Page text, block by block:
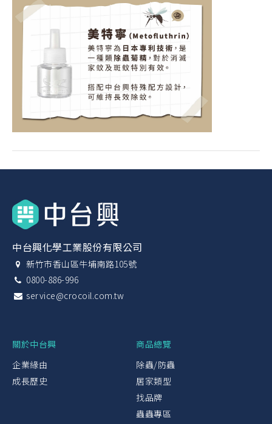
中台興化學工業股份有限公司
新竹市香山區牛埔南路105號
0800-886-996
service@crocoil.com.tw
關於中台興
企業緣由
成長歷史
商品總覽
除蟲/防蟲
居家類型
找品牌
蟲蟲專區